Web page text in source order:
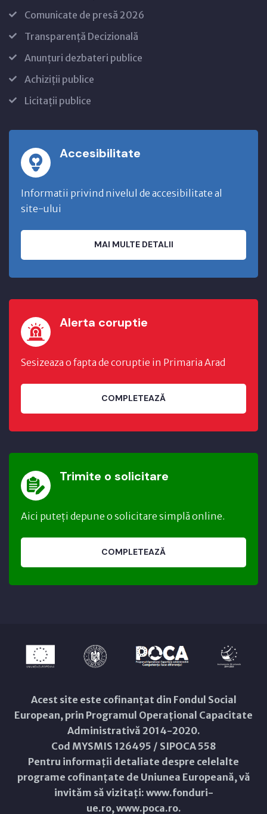
Comunicate de presă 2026
Transparență Decizională
Anunțuri dezbateri publice
Achiziții publice
Licitații publice
Accesibilitate
Informatii privind nivelul de accesibilitate al
site-ului
MAI MULTE DETALII
Alerta coruptie
Sesizeaza o fapta de coruptie in Primaria Arad
COMPLETEAZĂ
Trimite o solicitare
Aici puteți depune o solicitare simplă online.
COMPLETEAZĂ
Acest site este cofinanțat din Fondul Social
European, prin Programul Operațional Capacitate
Administrativă 2014-2020.
Cod MYSMIS 126495 / SIPOCA 558
Pentru informații detaliate despre celelalte
programe cofinanțate de Uniunea Europeană, vă
invităm să vizitați: www.fonduri-
ue.ro,www.poca.ro.